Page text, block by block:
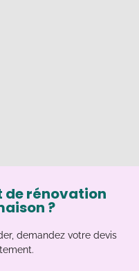
de rénovation
?
demandez votre devis